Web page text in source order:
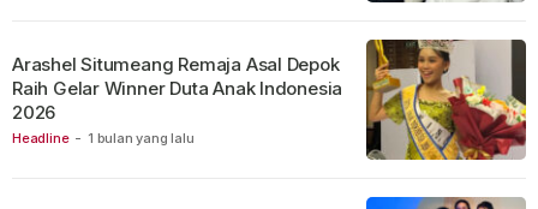
Headline - 1 bulan yang lalu
Arashel Situmeang Remaja Asal Depok
Raih Gelar Winner Duta Anak Indonesia
2026